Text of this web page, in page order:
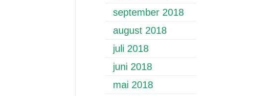
september 2018
august 2018
juli 2018
juni 2018
mai 2018